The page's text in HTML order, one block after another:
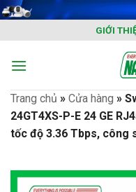
Skip
content
GIỚI
Trang chủ » Cửa hàng »
24GT4XS-P-E 24 GE
tốc độ 3.36 Tbps, công